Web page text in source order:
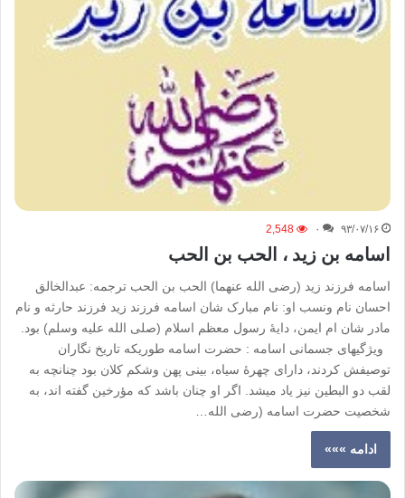
۹۳/۰۷/۱۶ ۰ 2,548
اسامه بن زید ، الحب بن الحب
اسامه فرزند زید (رضی الله عنهما) الحب بن الحب ترجمه: عبدالخالق
احسان نام ونسب او: نام مبارک شان اسامه فرزند زید فرزند حارثه و نام
مادر شان ام ایمن، دایۀ رسول معظم اسلام (صلی الله علیه وسلم) بود.
ویژگیهای جسمانی اسامه : حضرت اسامه طوریکه تاریخ نگاران
توصیفش کردند، دارای چهرۀ سیاه، بینی پهن وشکم کلان بود چنانچه به
لقب دو البطین نیز یاد میشد. اگر او چنان باشد که مؤرخین گفته اند، به
شخصیت حضرت اسامه (رضی الله…
ادامه »»»